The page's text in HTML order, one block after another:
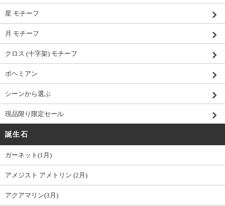
星 モチーフ
月 モチーフ
クロス (十字架) モチーフ
ボヘミアン
シーンから選ぶ
現品限り限定セール
誕生石
ガーネット(1月)
アメジスト アメトリン (2月)
アクアマリン(3月)